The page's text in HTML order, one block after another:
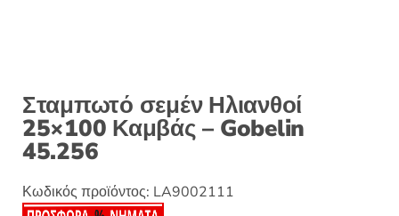
Σταμπωτό σεμέν Ηλιανθοί
25×100 Καμβάς – Gobelin
45.256
Κωδικός προϊόντος: LA9002111